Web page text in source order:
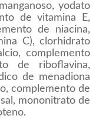
yodato
de vitamina E,
de niacina,
C), clorhidrato
complemento
de riboflavina,
de menadiona
complemento de
mononitrato de